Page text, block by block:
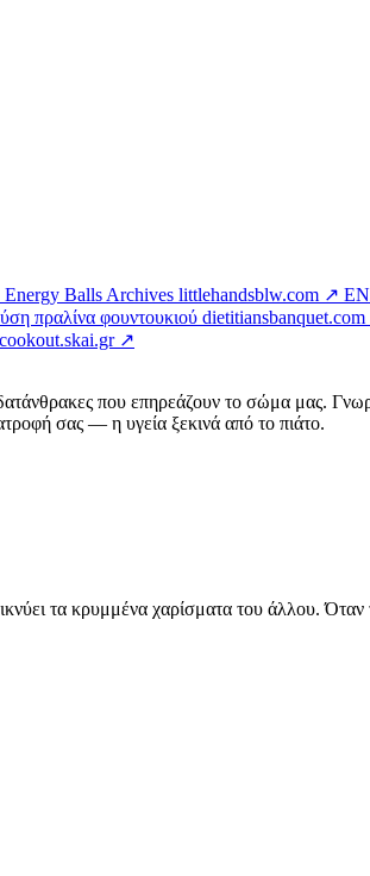
Energy Balls Archives littlehandsblw.com ↗
πραλίνα φουντουκιού
cookout.skai.gr ↗
που επηρεάζουν το σώμα μας.
σας — η υγεία ξεκινά από το πιάτο.
τα κρυμμένα χαρίσματα του άλλου.